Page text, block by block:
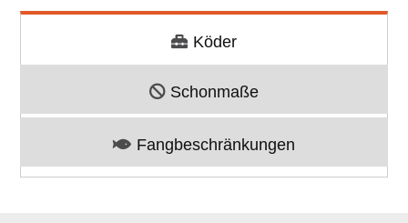
Köder
Schonmaße
Fangbeschränkungen